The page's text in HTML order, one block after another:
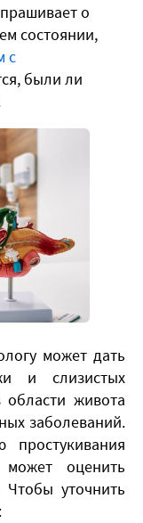
о
состоянии,
с
были ли
может дать
и слизистых
живота
заболеваний.
может оценить
уточнить